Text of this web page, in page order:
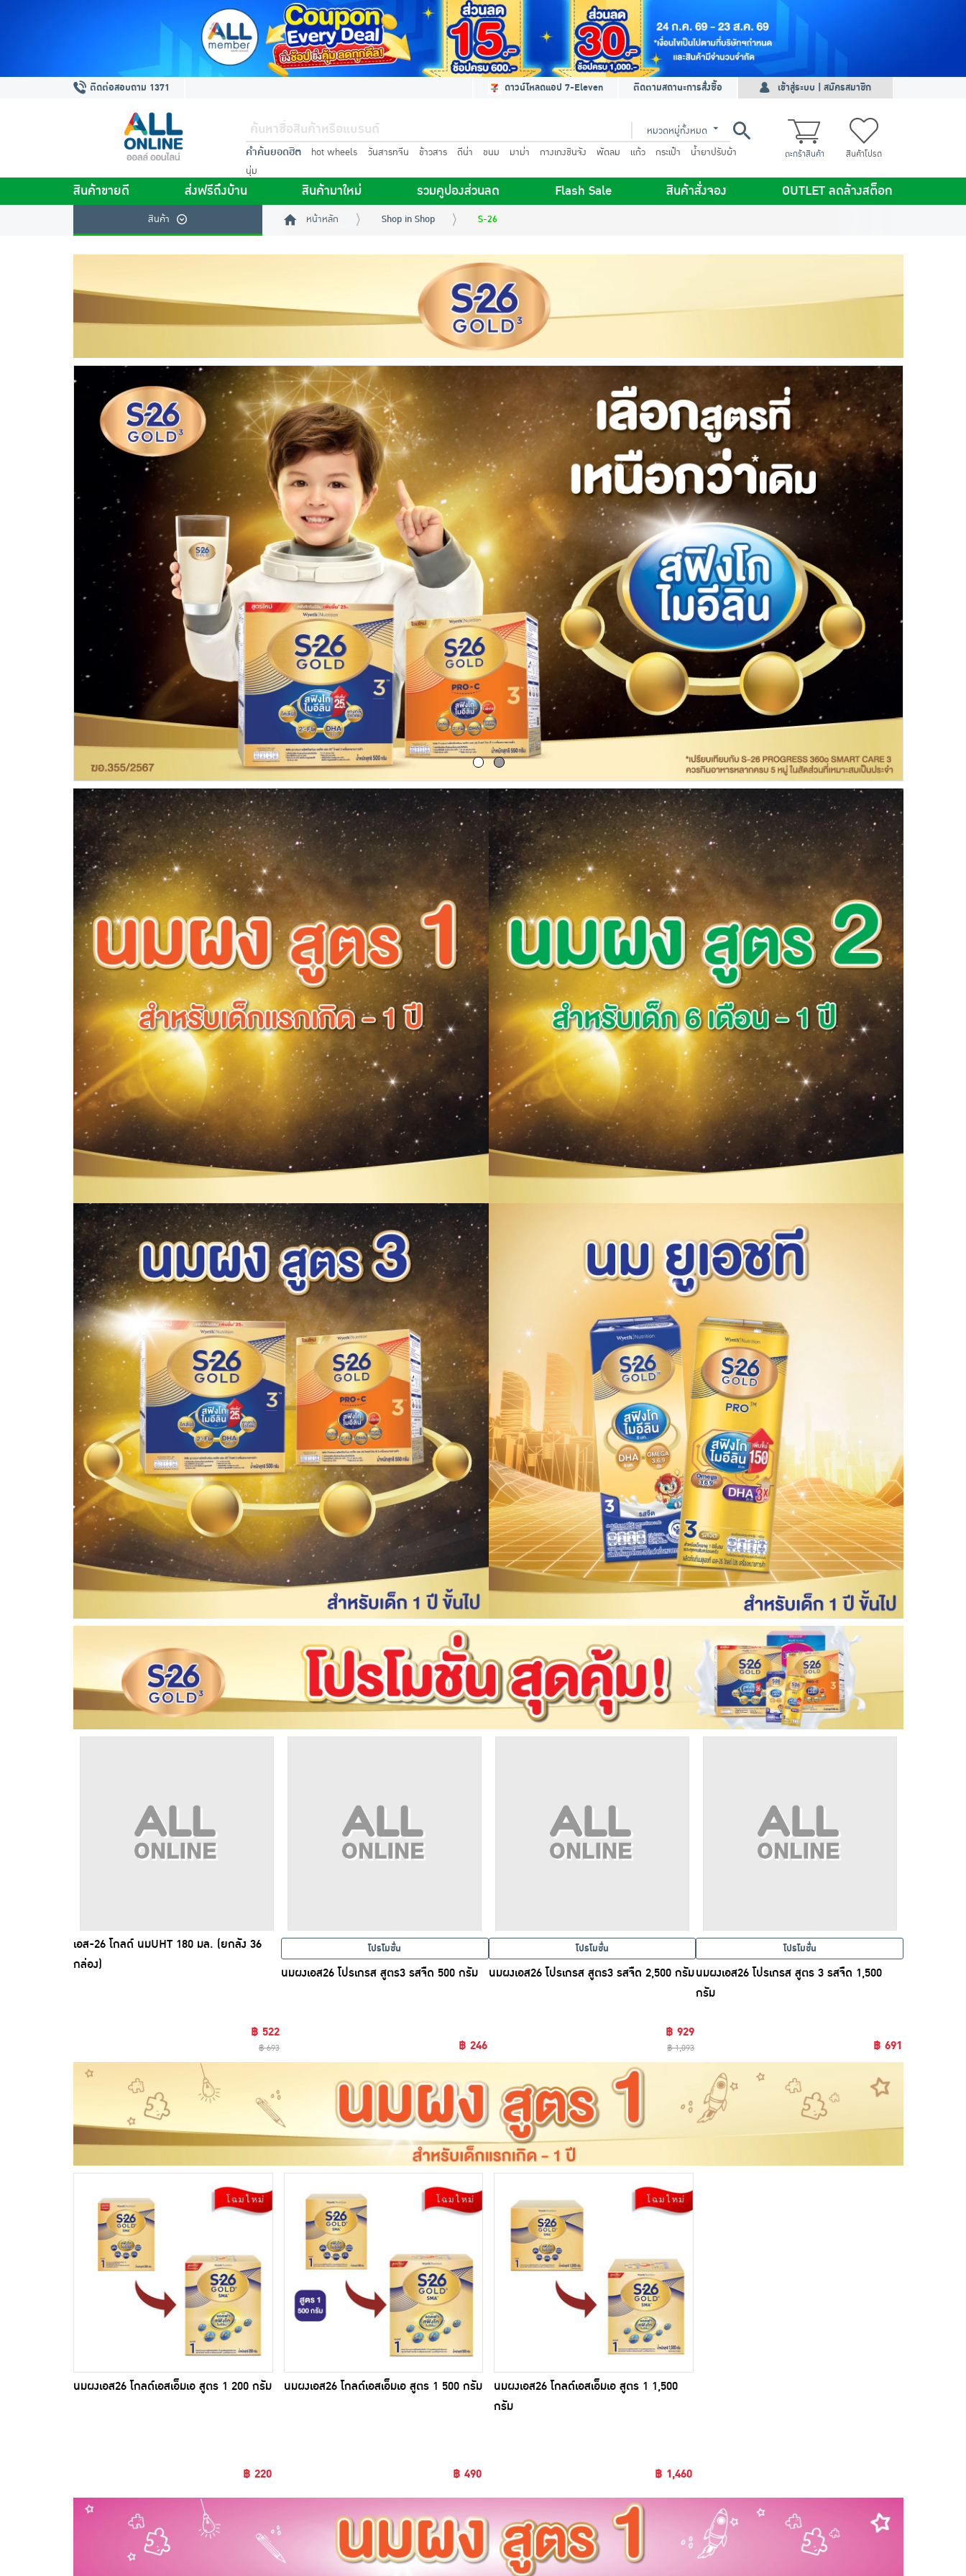
ติดต่อสอบถาม 1371 ดาวน์โหลดแอป 7-Eleven ติดตามสถานะการสั่งซื้อ เข้าสู่ระบบ | สมัครสมาชิก
หมวดหมู่ทั้งหมด
คำค้นยอดฮิต hot wheels วันสารทจีน ข้าวสาร ดีน่า ขนม มาม่า กางเกงชินจัง พัดลม แก้ว กระเป๋า
น้ำยาปรับผ้า
นุ่ม
ตะกร้าสินค้า สินค้าโปรด
สินค้าขายดี ส่งฟรีถึงบ้าน สินค้ามาใหม่ รวมคูปองส่วนลด Flash Sale สินค้าสั่งจอง OUTLET ลดล้างสต็อก
สินค้า หน้าหลัก Shop in Shop S-26
เอส-26 โกลด์ นมUHT 180 มล. (ยกลัง 36
กล่อง)
฿ 522
฿ 693
โปรโมชั่น
นมผงเอส26 โปรเกรส สูตร3 รสจืด 500 กรัม
฿ 246
โปรโมชั่น
นมผงเอส26 โปรเกรส สูตร3 รสจืด 2,500 กรัม
฿ 929
฿ 1,093
โปรโมชั่น
นมผงเอส26 โปรเกรส สูตร 3 รสจืด 1,500
กรัม
฿ 691
นมผงเอส26 โกลด์เอสเอ็มเอ สูตร 1 200 กรัม
฿ 220
นมผงเอส26 โกลด์เอสเอ็มเอ สูตร 1 500 กรัม
฿ 490
นมผงเอส26 โกลด์เอสเอ็มเอ สูตร 1 1,500
กรัม
฿ 1,460